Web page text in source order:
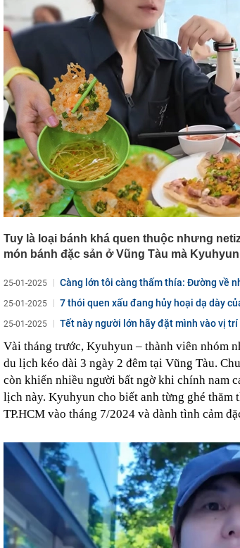
20:19
Thu Minh và Hương Tràm
Vì sao nhiều khách Tây đến Việt
Nữ sinh 19 tuổi lệch khớp hàm
mê"
20:12
Ai biết Dương Thị Quỳnh Tâm
công an SĐT 0936440516
20:07
Mỹ chi 400 triệu USD cho vũ khí
20:03
3 thói quen khi rán đậu phụ cần
Tuy là loại bánh khá quen thuộc nhưng
món bánh đặc sản ở Vũng Tàu mà
25-01-2025 Càng lớn tôi càng thấm thía: Đường về
25-01-2025 7 thói quen xấu đang hủy hoại dạ dày
25-01-2025 Tết này người lớn hãy đặt mình vào vị
Vài tháng trước, Kyuhyun – thành viên nhóm
du lịch kéo dài 3 ngày 2 đêm tại Vũng Tàu.
còn khiến nhiều người bất ngờ khi chính nam
lịch này. Kyuhyun cho biết anh từng ghé
TP.HCM vào tháng 7/2024 và dành tình cảm